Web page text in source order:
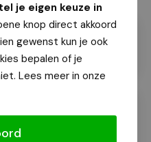
je eigen keuze in
knop direct akkoord
gewenst kun je ook
bepalen of je
Lees meer in onze
verder
de grens